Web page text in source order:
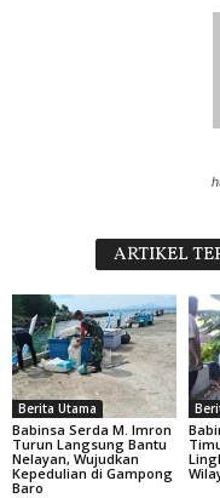
ARTIKEL
Berita Utama
Babinsa Serda M. Imron
Turun Langsung Bantu
Nelayan, Wujudkan
Kepedulian di Gampong
Baro